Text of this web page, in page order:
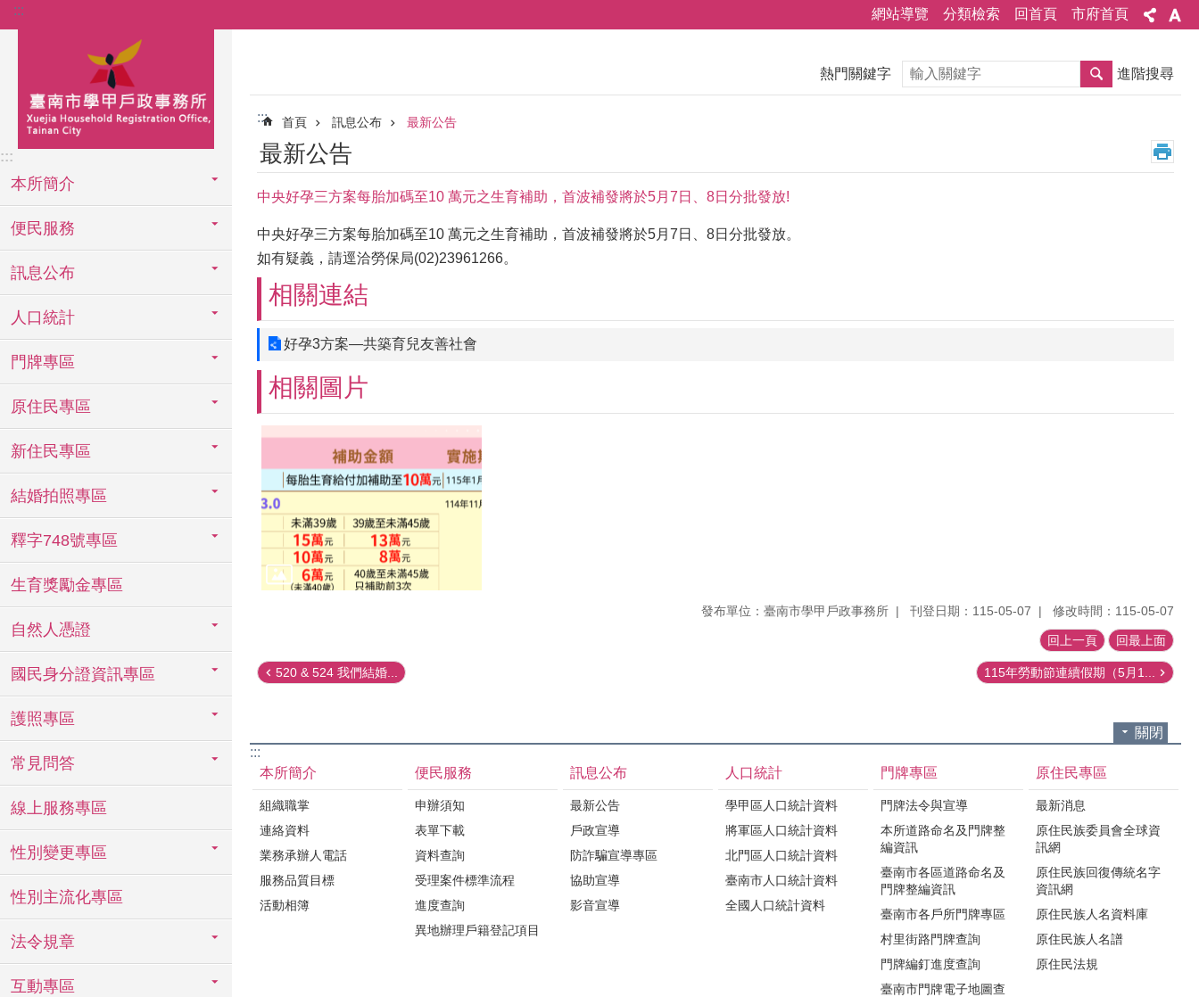
跳到主要內容區塊
::: 網站導覽 分類檢索 回首頁 市府首頁
:::
本所簡介
便民服務
訊息公布
人口統計
門牌專區
原住民專區
新住民專區
結婚拍照專區
釋字748號專區
生育獎勵金專區
自然人憑證
國民身分證資訊專區
護照專區
常見問答
線上服務專區
性別變更專區
性別主流化專區
法令規章
互動專區
熱門關鍵字 搜尋 進階搜尋
::: 首頁 訊息公布 最新公告
最新公告
中央好孕三方案每胎加碼至10 萬元之生育補助，首波補發將於5月7日、8日分批發放!
中央好孕三方案每胎加碼至10 萬元之生育補助，首波補發將於5月7日、8日分批發放。
如有疑義，請逕洽勞保局(02)23961266。
相關連結
好孕3方案—共築育兒友善社會
相關圖片
發布單位：臺南市學甲戶政事務所 刊登日期：115-05-07 修改時間：115-05-07
回上一頁 回最上面
520 & 524 我們結婚... 115年勞動節連續假期（5月1...
關閉
:::
本所簡介
組織職掌
連絡資料
業務承辦人電話
服務品質目標
活動相簿
便民服務
申辦須知
表單下載
資料查詢
受理案件標準流程
進度查詢
異地辦理戶籍登記項目
訊息公布
最新公告
戶政宣導
防詐騙宣導專區
協助宣導
影音宣導
人口統計
學甲區人口統計資料
將軍區人口統計資料
北門區人口統計資料
臺南市人口統計資料
全國人口統計資料
門牌專區
門牌法令與宣導
本所道路命名及門牌整
編資訊
臺南市各區道路命名及
門牌整編資訊
臺南市各戶所門牌專區
村里街路門牌查詢
門牌編釘進度查詢
臺南市門牌電子地圖查
原住民專區
最新消息
原住民族委員會全球資
訊網
原住民族回復傳統名字
資訊網
原住民族人名資料庫
原住民族人名譜
原住民法規